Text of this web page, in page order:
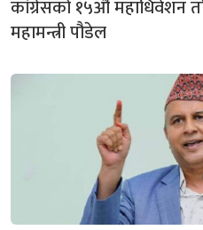
कांग्रेसको १५औँ महाधिवेशन
महामन्त्री पौडेल